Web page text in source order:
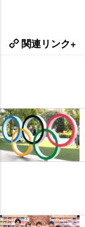
関連リンク+